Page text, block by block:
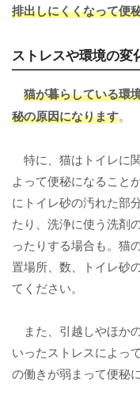
排出しにくくなって便
ストレスや環境の変
猫が暮らしている環
秘の原因になります。
特に、猫はトイレに
よって便秘になること
にトイレ砂の汚れた部
たり、洗浄に使う洗剤
ったりする場合も。猫
置場所、数、トイレ砂
てください。
また、引越しやほか
いったストレスによっ
の働きが弱まって便秘